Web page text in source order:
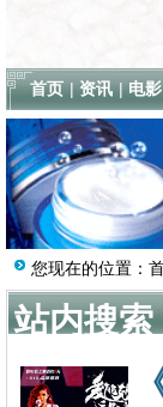
首页 |资讯 |电影
您现在的位置：
站内搜索